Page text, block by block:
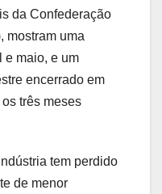
da Confederação
mostram uma
e maio, e um
encerrado em
três meses
tem perdido
de menor